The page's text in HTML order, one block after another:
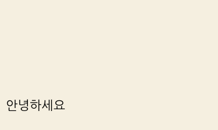
안녕하세요